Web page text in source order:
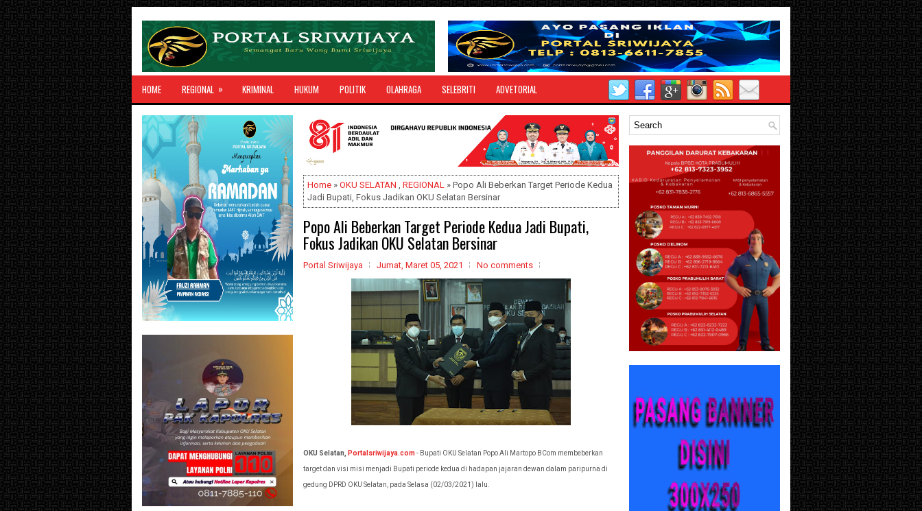
HOME REGIONAL » KRIMINAL HUKUM POLITIK OLAHRAGA SELEBRITI ADVETORIAL
Home » OKU SELATAN , REGIONAL » Popo Ali Beberkan Target Periode Kedua
Jadi Bupati, Fokus Jadikan OKU Selatan Bersinar
Popo Ali Beberkan Target Periode Kedua Jadi Bupati,
Fokus Jadikan OKU Selatan Bersinar
Portal Sriwijaya Jumat, Maret 05, 2021 No comments
OKU Selatan, Portalsriwijaya.com- Bupati OKU Selatan Popo Ali Martopo BCom membeberkan
target dan visi misi menjadi Bupati periode kedua di hadapan jajaran dewan dalam paripurna di
gedung DPRD OKU Selatan, pada Selasa (02/03/2021) lalu.